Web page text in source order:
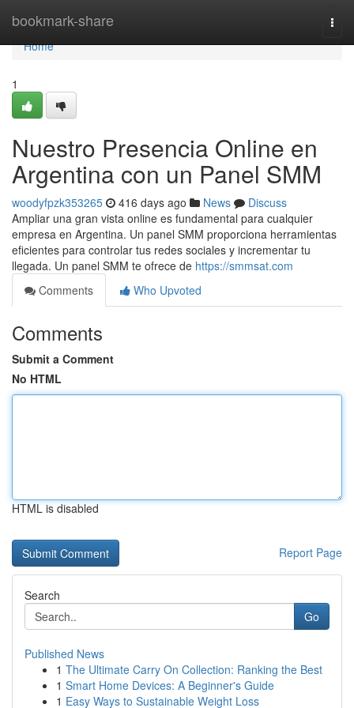
bookmark-share
Home
Home
1
Nuestro Presencia Online en
Argentina con un Panel SMM
woodyfpzk353265 416 days ago News
Discuss
Ampliar una gran vista online es fundamental para cualquier
empresa en Argentina. Un panel SMM proporciona herramientas
eficientes para controlar tus redes sociales y incrementar tu
llegada. Un panel SMM te ofrece de https://smmsat.com
Comments
Who Upvoted
Comments
Submit a Comment
No HTML
HTML is disabled
Report Page
Search
Go
Published News
1 The Ultimate Carry On Collection: Ranking the Best
1 Smart Home Devices: A Beginner's Guide
1 Easy Ways to Sustainable Weight Loss